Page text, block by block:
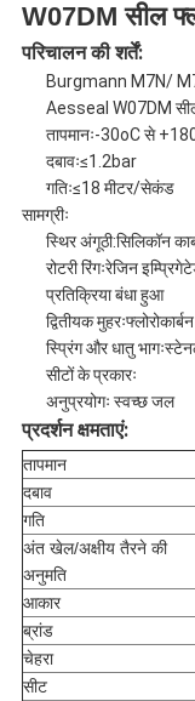
W07DM सील
परिचालन की शर्तें:
Burgmann M7N/
Aesseal W07DM
तापमानः-30oC से
दबावः≤1.2bar
गतिः≤18 मीटर/सेकंड
सामग्रीः
स्थिर अंगूठी:सिलिकॉन
रोटरी रिंगःरेजिन
प्रतिक्रिया बंधा हुआ
द्वितीयक
स्प्रिंग और धातु
सीटों के प्रकारः
अनुप्रयोगः स्वच्छ जल
प्रदर्शन क्षमताएं:
तापमान
दबाव
गति
अंत खेल/अक्षीय तैरने की
अनुमति
आकार
ब्रांड
चेहरा
सीट